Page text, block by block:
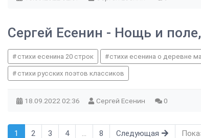
Сергей Есенин - Нощь и
стихи есенина 20 строк стихи есенина о деревне
стихи русских поэтов классиков
18.09.2022 02:36 Сергей Есенин 0
1 2 3 4 ... 8 Следующая